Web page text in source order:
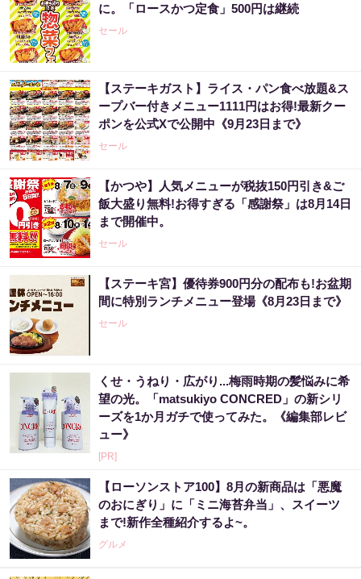
に。「ロースかつ定食」500円は継続
セール
【ステーキガスト】ライス・パン食べ放題&ス
ープバー付きメニュー1111円はお得!最新クー
ポンを公式Xで公開中《9月23日まで》
セール
【かつや】人気メニューが税抜150円引き&ご
飯大盛り無料!お得すぎる「感謝祭」は8月14日
まで開催中。
セール
【ステーキ宮】優待券900円分の配布も!お盆期
間に特別ランチメニュー登場《8月23日まで》
セール
くせ・うねり・広がり...梅雨時期の髪悩みに希
望の光。「matsukiyo CONCRED」の新シリ
ーズを1か月ガチで使ってみた。《編集部レビ
ュー》
[PR]
【ローソンストア100】8月の新商品は「悪魔
のおにぎり」に「ミニ海苔弁当」、スイーツ
まで!新作全種紹介するよ~。
グルメ